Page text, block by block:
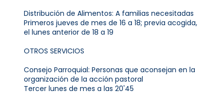
Distribución de Alimentos: A familias necesitadas
Primeros jueves de mes de 16 a 18; previa acogida,
el lunes anterior de 18 a 19
OTROS SERVICIOS
Consejo Parroquial: Personas que aconsejan en la
organización de la acción pastoral
Tercer lunes de mes a las 20'45